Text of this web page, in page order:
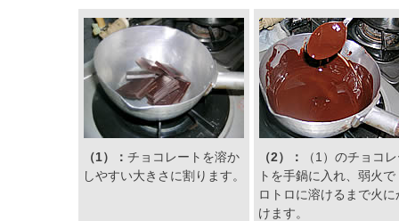
（1）： チョコレートを溶か
しやすい大きさに割ります。
（2）：
（1）のチョコ
トを手鍋に入れ、弱火で
ロトロに溶けるまで火に
けます。